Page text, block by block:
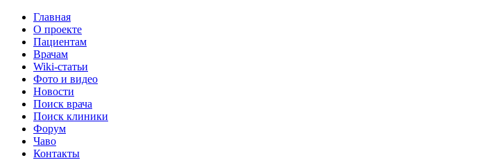
Главная
О проекте
Пациентам
Врачам
Wiki-статьи
Фото и видео
Новости
Поиск врача
Поиск клиники
Форум
Чаво
Контакты